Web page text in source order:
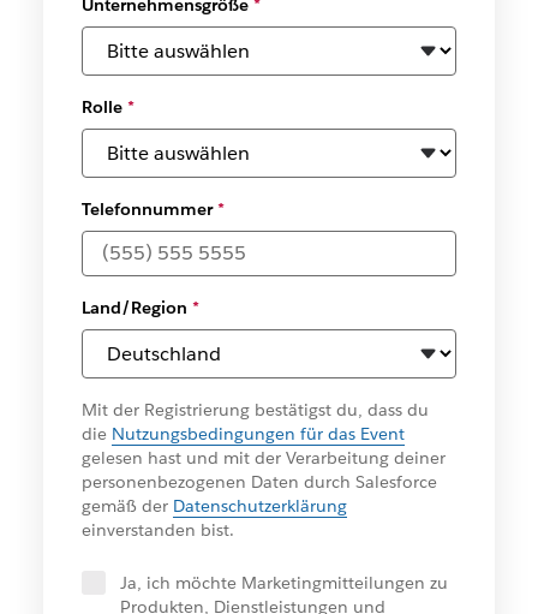
Unternehmensgröße*
Rolle*
Telefonnummer*
Land/Region *
Mit der Registrierung bestätigst du, dass du
die Nutzungsbedingungen für das Event
gelesen hast und mit der Verarbeitung deiner
personenbezogenen Daten durch Salesforce
gemäß der Datenschutzerklärung
einverstanden bist.
Ja, ich möchte Marketingmitteilungen zu
Produkten, Dienstleistungen und